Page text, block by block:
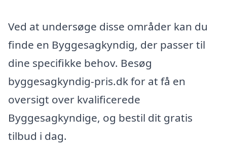
Ved at undersøge disse områder kan du
finde en Byggesagkyndig, der passer til
dine specifikke behov. Besøg
byggesagkyndig-pris.dk for at få en
oversigt over kvalificerede
Byggesagkyndige, og bestil dit gratis
tilbud i dag.